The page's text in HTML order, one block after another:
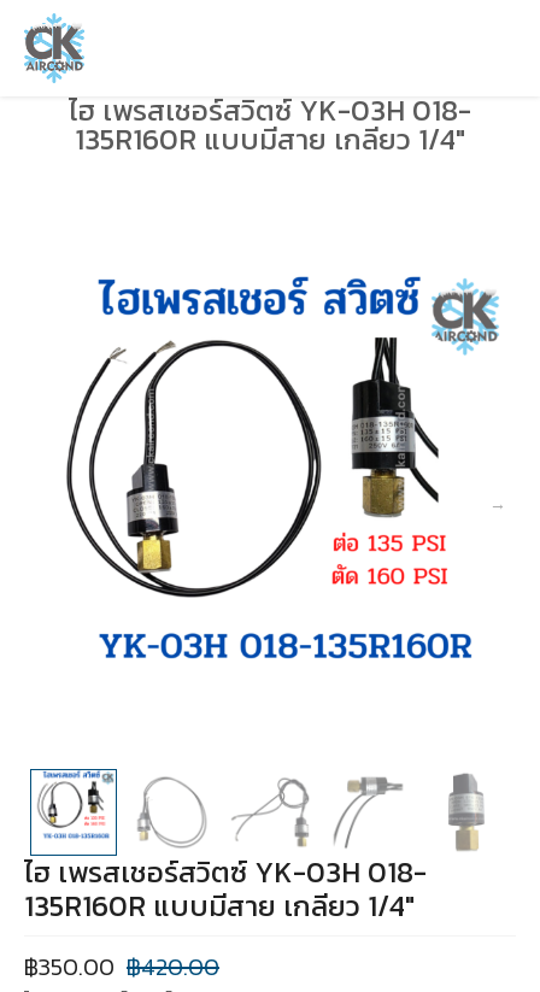
ไฮ เพรสเชอร์สวิตซ์ YK-03H 018-
135R160R แบบมีสาย เกลียว 1/4″
ไฮ เพรสเชอร์สวิตซ์ YK-03H 018-
135R160R แบบมีสาย เกลียว 1/4″
฿420.00
฿350.00